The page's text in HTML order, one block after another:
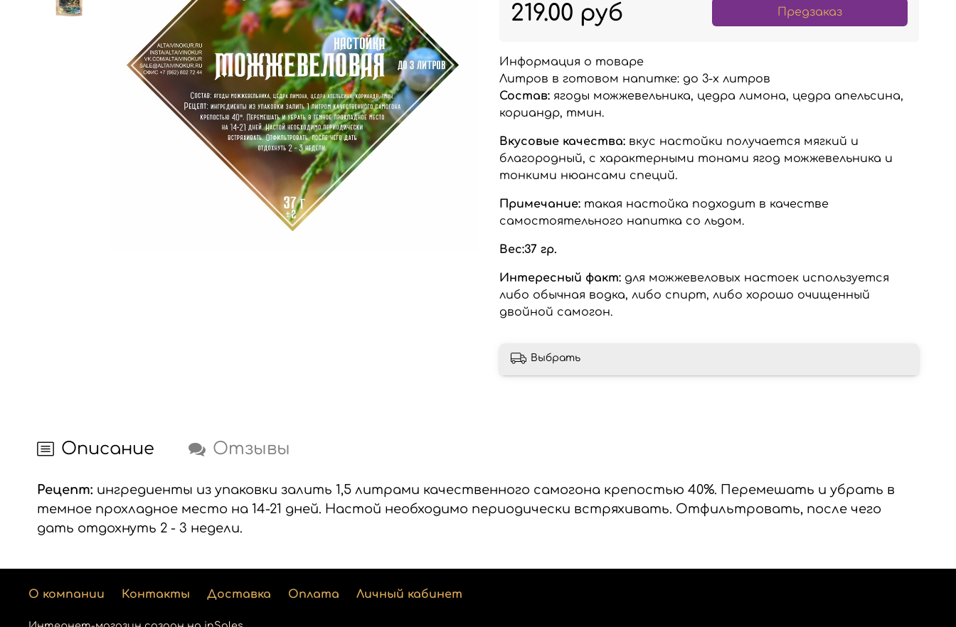
219.00 руб Предзаказ
Информация о товаре
Литров в готовом напитке: до 3-х литров
Состав: ягоды можжевельника, цедра лимона, цедра апельсина,
кориандр, тмин.
Вкусовые качества: вкус настойки получается мягкий и
благородный, с характерными тонами ягод можжевельника и
тонкими нюансами специй.
Примечание: такая настойка подходит в качестве
самостоятельного напитка со льдом.
Вес:37 гр.
Интересный факт: для можжевеловых настоек используется
либо обычная водка, либо спирт, либо хорошо очищенный
двойной самогон.
Выбрать
Описание Отзывы
Рецепт: ингредиенты из упаковки залить 1,5 литрами качественного самогона крепостью 40%. Перемешать и убрать в
темное прохладное место на 14-21 дней. Настой необходимо периодически встряхивать. Отфильтровать, после чего
дать отдохнуть 2 - 3 недели.
О компании Контакты Доставка Оплата Личный кабинет